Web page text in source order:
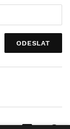
ODESLAT